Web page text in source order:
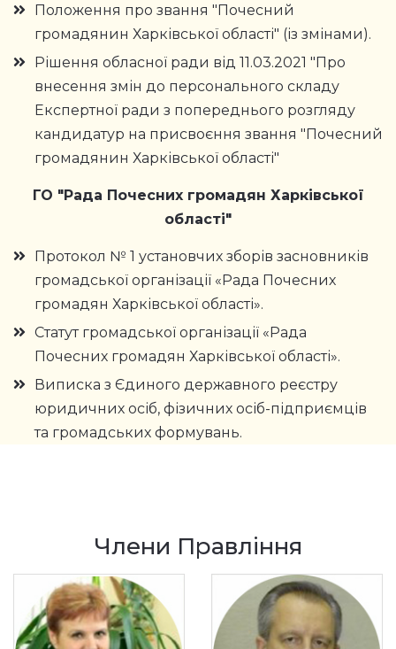
Положення про звання "Почесний
громадянин Харківської області" (із змінами).
Рішення обласної ради від 11.03.2021 "Про
внесення змін до персонального складу
Експертної ради з попереднього розгляду
кандидатур на присвоєння звання "Почесний
громадянин Харківської області"
ГО "Рада Почесних громадян Харківської
області"
Протокол № 1 установчих зборів засновників
громадської організації «Рада Почесних
громадян Харківської області».
Статут громадської організації «Рада
Почесних громадян Харківської області».
Виписка з Єдиного державного реєстру
юридичних осіб, фізичних осіб-підприємців
та громадських формувань.
Члени Правління